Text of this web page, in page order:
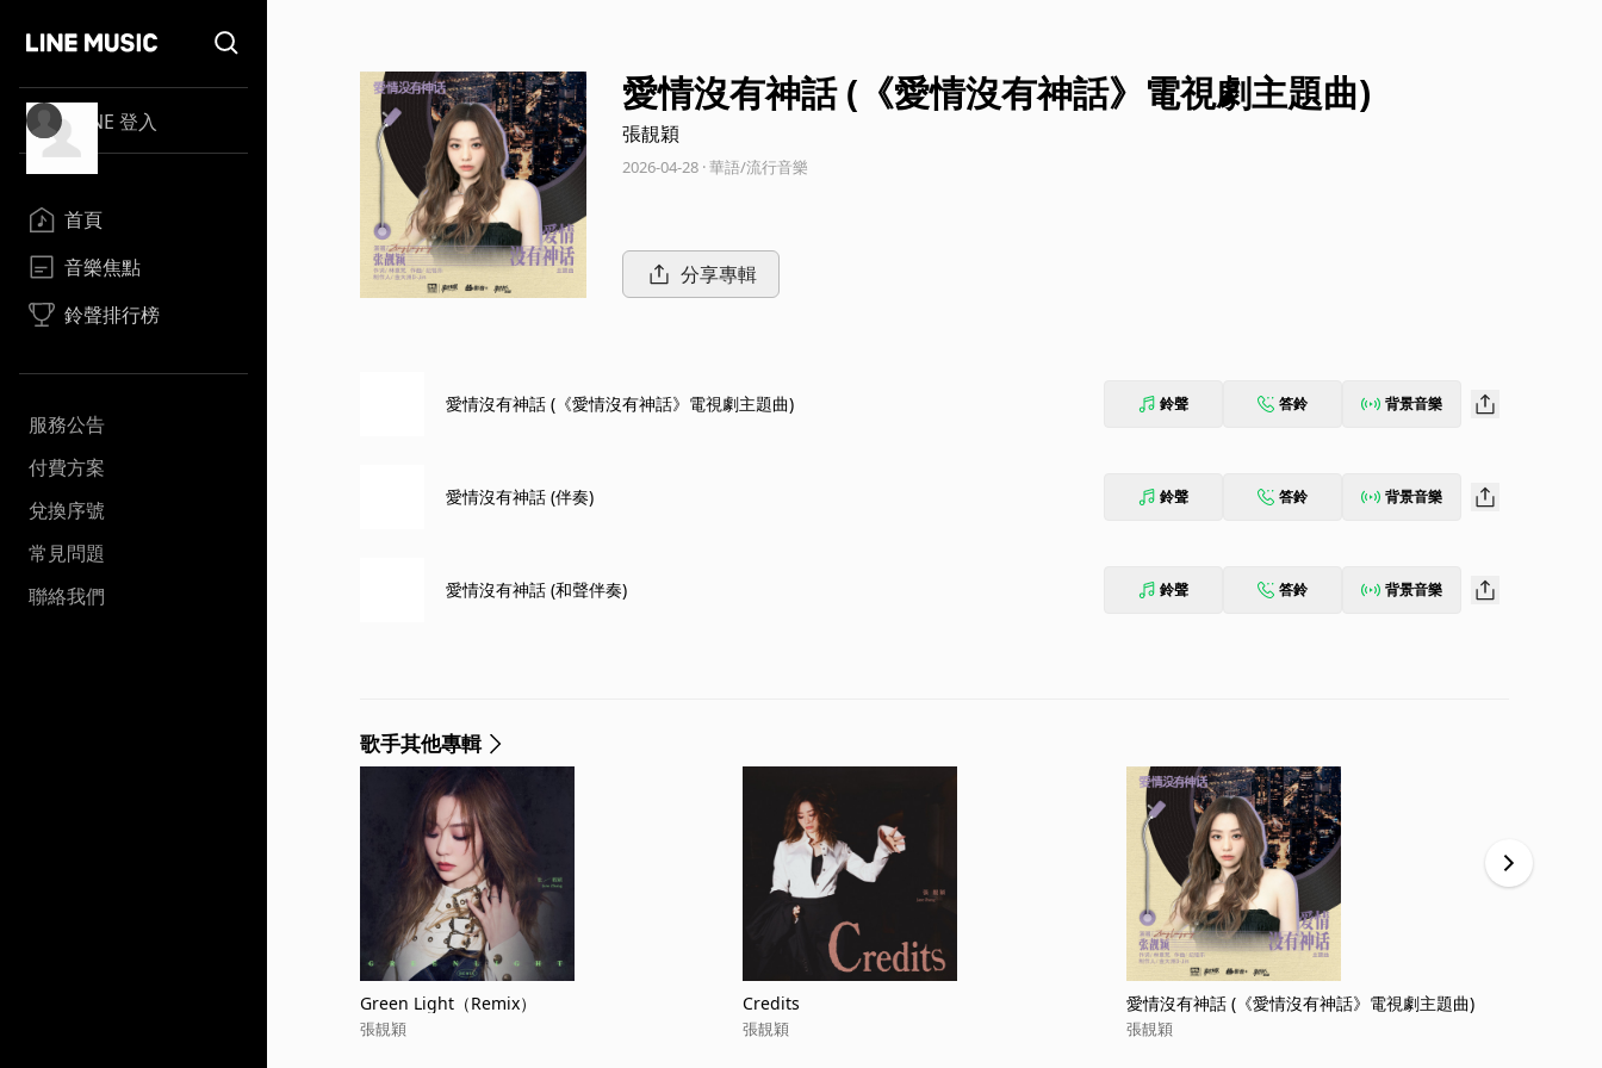
LINE 登入
首頁
音樂焦點
鈴聲排行榜
服務公告
付費方案
兌換序號
常見問題
聯絡我們
愛情沒有神話 (《愛情沒有神話》電視劇主題曲)
張靚穎
2026-04-28 · 華語/流行音樂
分享專輯
愛情沒有神話 (《愛情沒有神話》電視劇主題曲) 鈴聲 答鈴 背景音樂
愛情沒有神話 (伴奏) 鈴聲 答鈴 背景音樂
愛情沒有神話 (和聲伴奏) 鈴聲 答鈴 背景音樂
歌手其他專輯
Green Light（Remix）
張靚穎
Credits
張靚穎
愛情沒有神話 (《愛情沒有神話》電視劇主題曲)
張靚穎